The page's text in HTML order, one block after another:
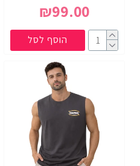
₪99.00
הוסף לסל